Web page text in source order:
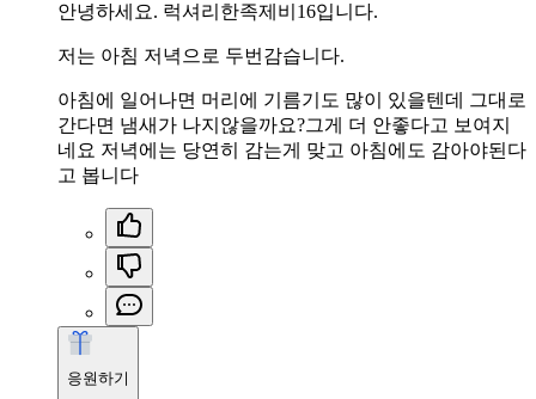
안녕하세요. 럭셔리한족제비16입니다.
저는 아침 저녁으로 두번감습니다.
아침에 일어나면 머리에 기름기도 많이 있을텐데 그대로
간다면 냄새가 나지않을까요?그게 더 안좋다고 보여지
네요 저녁에는 당연히 감는게 맞고 아침에도 감아야된다
고 봅니다
응원하기